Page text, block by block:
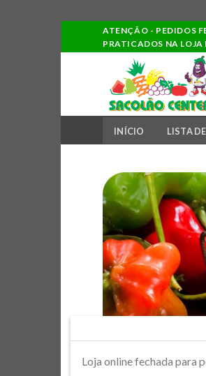
ATENÇÃO - PEDIDOS
PRATICADOS NA LOJA
INÍCIO LISTA
Loja online fechada para